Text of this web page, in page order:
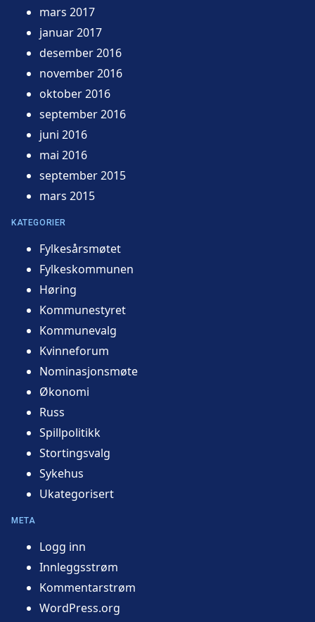
mars 2017
januar 2017
desember 2016
november 2016
oktober 2016
september 2016
juni 2016
mai 2016
september 2015
mars 2015
KATEGORIER
Fylkesårsmøtet
Fylkeskommunen
Høring
Kommunestyret
Kommunevalg
Kvinneforum
Nominasjonsmøte
Økonomi
Russ
Spillpolitikk
Stortingsvalg
Sykehus
Ukategorisert
META
Logg inn
Innleggsstrøm
Kommentarstrøm
WordPress.org